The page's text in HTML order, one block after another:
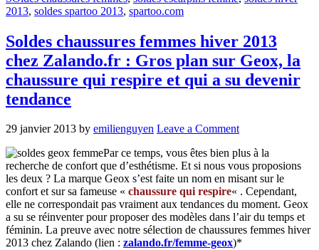
2013, soldes spartoo 2013, spartoo.com
Soldes chaussures femmes hiver 2013
chez Zalando.fr : Gros plan sur Geox, la
chaussure qui respire et qui a su devenir
tendance
29 janvier 2013 by emilienguyen Leave a Comment
Par ce temps, vous êtes bien plus à la
recherche de confort que d’esthétisme. Et si nous vous proposions
les deux ? La marque Geox s’est faite un nom en misant sur le
confort et sur sa fameuse « chaussure qui respire« . Cependant,
elle ne correspondait pas vraiment aux tendances du moment. Geox
a su se réinventer pour proposer des modèles dans l’air du temps et
féminin. La preuve avec notre sélection de chaussures femmes hiver
2013 chez Zalando (lien : zalando.fr/femme-geox)*